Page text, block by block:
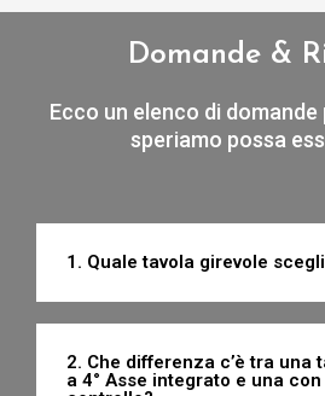
Domande &
Ecco un elenco di
speriamo possa
1. Quale tavola girevole
2. Che differenza c’è tra una
a 4° Asse integrato e una